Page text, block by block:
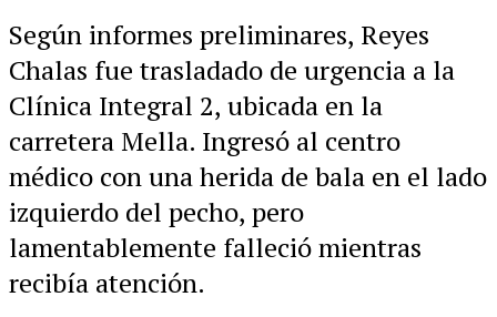
Según informes preliminares, Reyes
Chalas fue trasladado de urgencia a la
Clínica Integral 2, ubicada en la
carretera Mella. Ingresó al centro
médico con una herida de bala en el lado
izquierdo del pecho, pero
lamentablemente falleció mientras
recibía atención.